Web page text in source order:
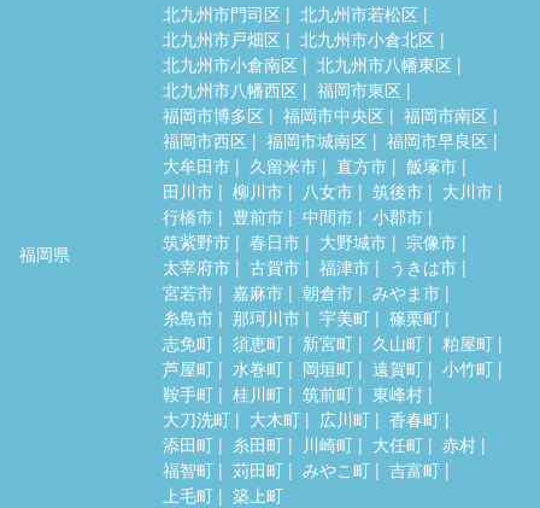
福岡県
北九州市門司区
北九州市若松区
北九州市戸畑区
北九州市小倉北区
北九州市小倉南区
北九州市八幡東区
北九州市八幡西区
福岡市東区
福岡市博多区
福岡市中央区
福岡市南区
福岡市西区
福岡市城南区
福岡市早良区
大牟田市
久留米市 直方市
飯塚市
田川市
柳川市 八女市 筑後市
大川市
行橋市
豊前市 中間市
小郡市
筑紫野市
春日市 大野城市
宗像市
太宰府市
古賀市 福津市
うきは市
宮若市
嘉麻市 朝倉市
みやま市
糸島市
那珂川市 宇美町
篠栗町
志免町
須恵町 新宮町 久山町
粕屋町
芦屋町
水巻町 岡垣町 遠賀町
小竹町
鞍手町
桂川町 筑前町
東峰村
大刀洗町
大木町 広川町
香春町
添田町
糸田町 川崎町 大任町
赤村
福智町
苅田町 みやこ町
吉富町
上毛町
築上町